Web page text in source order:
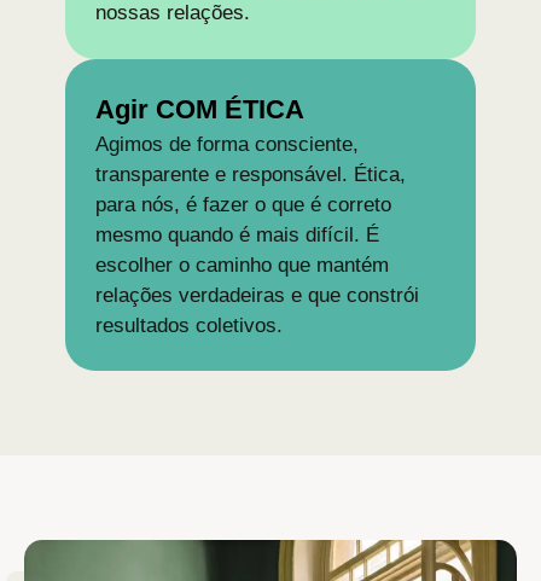
nossas relações.
Agir COM ÉTICA
Agimos de forma consciente,
transparente e responsável. Ética,
para nós, é fazer o que é correto
mesmo quando é mais difícil. É
escolher o caminho que mantém
relações verdadeiras e que constrói
resultados coletivos.